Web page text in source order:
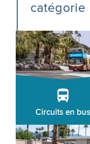
catégorie
Circuits en bus